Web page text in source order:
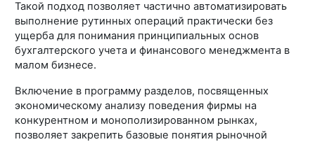
Такой подход позволяет частично автоматизировать
выполнение рутинных операций практически без
ущерба для понимания принципиальных основ
бухгалтерского учета и финансового менеджмента в
малом бизнесе.
Включение в программу разделов, посвященных
экономическому анализу поведения фирмы на
конкурентном и монополизированном рынках,
позволяет закрепить базовые понятия рыночной